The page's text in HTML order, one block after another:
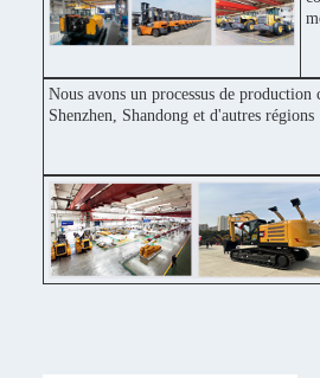
Nous avons un processus de
Shenzhen, Shandong et d'autres régions